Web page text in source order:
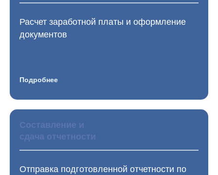
Расчет заработной платы и оформление
документов
Подробнее
Составление и
сдача отчетности
Отправка подготовленной отчетности по